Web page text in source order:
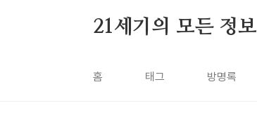
21세기의 모든 정보
홈 태그 방명록